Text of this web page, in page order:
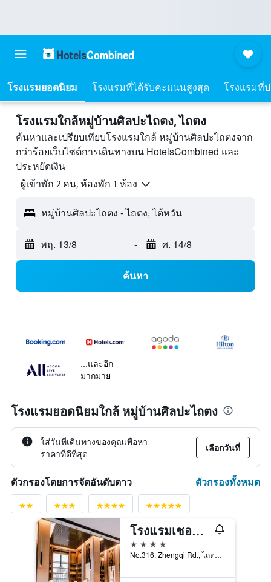
โรงแรมยอดนิยม โรงแรมที่ได้รับคะแนนสูงสุด โรงแรมที่
โรงแรมใกล้หมู่บ้านศิลปะไถตง, ไถตง
ค้นหาและเปรียบเทียบโรงแรมใกล้ หมู่บ้านศิลปะไถตงจาก
กว่าร้อยเว็บไซต์การเดินทางบน HotelsCombined และ
ประหยัดเงิน
ผู้เข้าพัก 2 คน, ห้องพัก 1 ห้อง
หมู่บ้านศิลปะไถตง - ไถตง, ไต้หวัน
พฤ. 13/8 - ศ. 14/8
ค้นหา
...และอีก
มากมาย
โรงแรมยอดนิยมใกล้ หมู่บ้านศิลปะไถตง
ใส่วันที่เดินทางของคุณเพื่อหา
ราคาที่ดีที่สุด
เลือกวันที่
ตัวกรองโดยการจัดอันดับดาว ตัวกรองทั้งหมด
โรงแรมเชอราตัน ไถตง
4 ดาว
No.316, Zhengqi Rd., ไถตง, ไต้หวัน